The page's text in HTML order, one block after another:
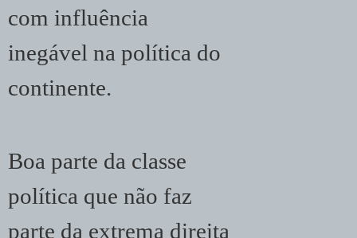
com influência
inegável na política do
continente.
Boa parte da classe
política que não faz
parte da extrema direita